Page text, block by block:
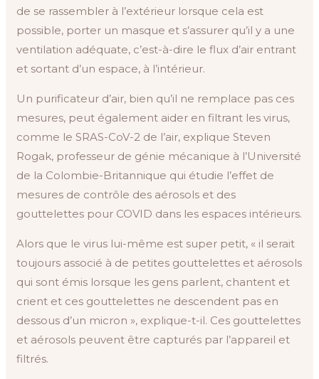
de se rassembler à l’extérieur lorsque cela est
possible, porter un masque et s’assurer qu’il y a une
ventilation adéquate, c’est-à-dire le flux d’air entrant
et sortant d’un espace, à l’intérieur.
Un purificateur d’air, bien qu’il ne remplace pas ces
mesures, peut également aider en filtrant les virus,
comme le SRAS-CoV-2 de l’air, explique Steven
Rogak, professeur de génie mécanique à l’Université
de la Colombie-Britannique qui étudie l’effet de
mesures de contrôle des aérosols et des
gouttelettes pour COVID dans les espaces intérieurs.
Alors que le virus lui-même est super petit, « il serait
toujours associé à de petites gouttelettes et aérosols
qui sont émis lorsque les gens parlent, chantent et
crient et ces gouttelettes ne descendent pas en
dessous d’un micron », explique-t-il. Ces gouttelettes
et aérosols peuvent être capturés par l’appareil et
filtrés.